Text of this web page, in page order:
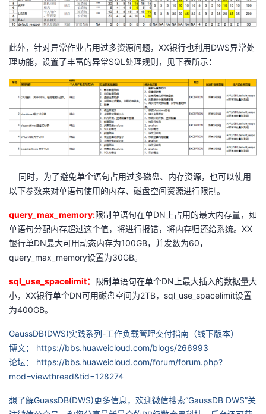
此外，针对异常作业占用过多资源问题， XX银行也利用DWS异常处
理功能，设置了丰富的异常SQL 处理规则，见下表所示：
同时，为了避免单个语句占用过多磁盘、内存资源，也可以使用
以下参数来对单语句使用的内存、磁盘空间资源进行限制。
query_max_memory:限制单语句在单DN 上占用的最大内存量，如
单语句分配内存超过这个值，将进行报错，将内存归还给系统。 XX
银行单DN最大可用动态内存为100GB，并发数为60，
query_max_memory设置为30GB。
sql_use_spacelimit： 限制单语句在单个DN 上最大插入的数据量大
小， XX银行单个DN可用磁盘空间为2TB， sql_use_spacelimit设置
为400GB。
GaussDB(DWS)实践系列-工作负载管理交付指南（线下版本）
博文： https://bbs.huaweicloud.com/blogs/266993
论坛： https://bbs.huaweicloud.com/forum/forum.php?
mod=viewthread&tid=128274
想了解GuassDB(DWS)更多信息，欢迎微信搜索“GaussDB DWS”关